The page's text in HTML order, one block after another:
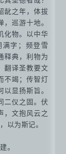
龀之年，体拔
巡游十地。
化物。以中华
字；频登雪
释典，利物为
翻译圣教要文
不竭；传智灯
显扬斯旨。
二仪之固。伏
，文抱风云之
以为斯记。
。